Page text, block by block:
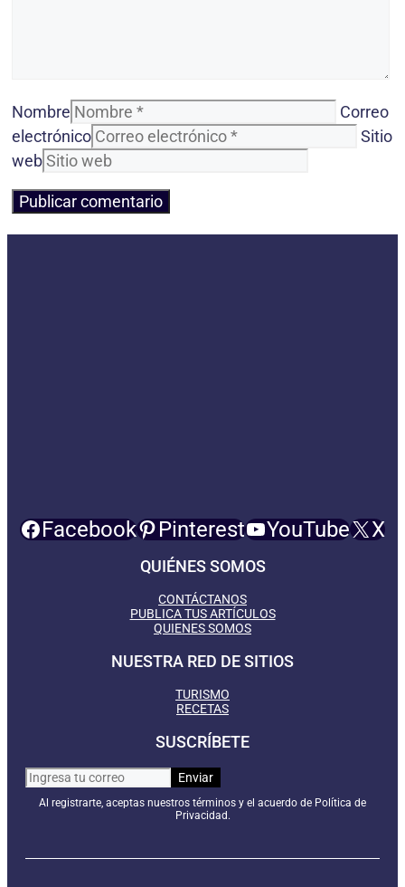
Nombre
Correo
electrónico
Sitio
web
Facebook Pinterest YouTube X
QUIÉNES SOMOS
CONTÁCTANOS
PUBLICA TUS ARTÍCULOS
QUIENES SOMOS
NUESTRA RED DE SITIOS
TURISMO
RECETAS
SUSCRÍBETE
Al registrarte, aceptas nuestros términos y el acuerdo de Política de
Privacidad.